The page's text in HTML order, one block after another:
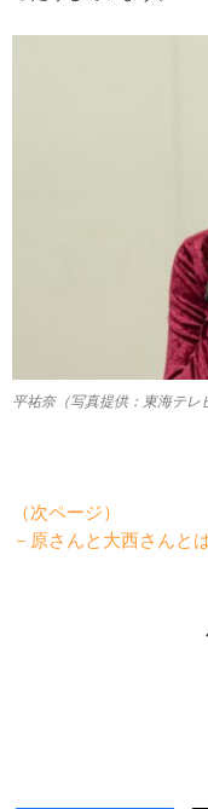
平祐奈（写真提供：東海テレ
（次ページ）
－原さんと大西さんと